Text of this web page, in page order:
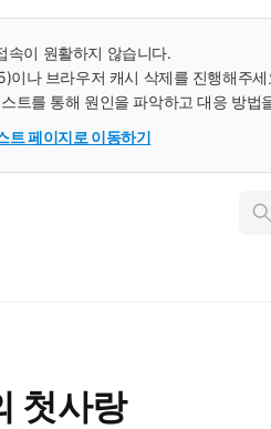
속이 원활하지 않습니다.
이나 브라우저 캐시 삭제를 진행해주세
트를 통해 원인을 파악하고 대응 방법
트 페이지로 이동하기
인
첫사랑